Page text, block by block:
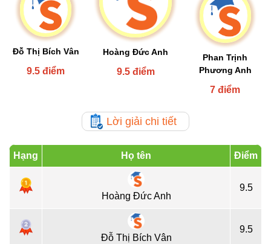
Đỗ Thị Bích Vân
9.5 điểm
Hoàng Đức Anh
9.5 điểm
Phan Trịnh
Phương Anh
7 điểm
Lời giải chi tiết
Hạng Họ tên Điểm
Hoàng Đức Anh
9.5
Đỗ Thị Bích Vân
9.5